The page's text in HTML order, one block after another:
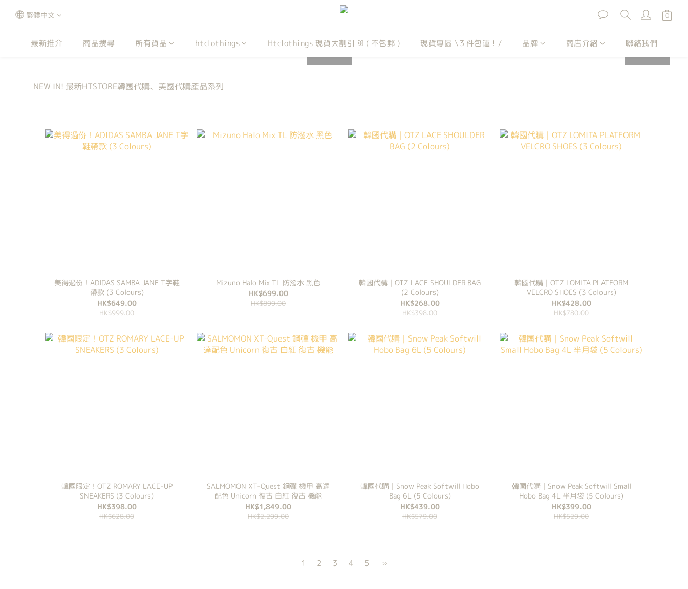
繁體中文
最新推介 商品搜尋 所有貨品 htclothings Htclothings 現貨大割引 ꕤ ( 不包郵 ) 現貨專區 \３件包運！/ 品牌 商店介紹 聯絡我們
prev next prev next
NEW IN! 最新HTSTORE韓國代購、美國代購產品系列
美得過份！ADIDAS SAMBA JANE T字鞋
帶款 (3 Colours)
HK$649.00
HK$999.00
Mizuno Halo Mix TL 防潑水 黑色
HK$699.00
HK$899.00
韓國代購｜OTZ LACE SHOULDER BAG
(2 Colours)
HK$268.00
HK$398.00
韓國代購｜OTZ LOMITA PLATFORM
VELCRO SHOES (3 Colours)
HK$428.00
HK$780.00
韓國限定！OTZ ROMARY LACE-UP
SNEAKERS (3 Colours)
HK$398.00
HK$628.00
SALMOMON XT-Quest 鋼彈 機甲 高達
配色 Unicorn 復古 白紅 復古 機能
HK$1,849.00
HK$2,299.00
韓國代購｜Snow Peak Softwill Hobo
Bag 6L (5 Colours)
HK$439.00
HK$579.00
韓國代購｜Snow Peak Softwill Small
Hobo Bag 4L 半月袋 (5 Colours)
HK$399.00
HK$529.00
1 2 3 4 5 »